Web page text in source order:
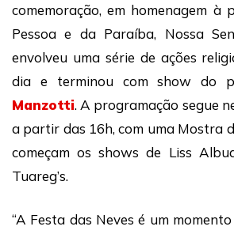
comemoração, em homenagem à
Pessoa e da Paraíba, Nossa
envolveu uma série de ações
dia e terminou com show do
Manzotti. A programação segue
a partir das 16h, com uma Mostra
começam os shows de Liss
Tuareg’s.
“A Festa das Neves é um